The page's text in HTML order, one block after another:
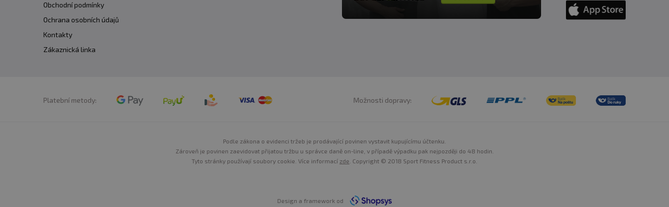
Obchodní podmínky
Ochrana osobních údajů
Kontakty
Zákaznická linka
Platební metody: Možnosti dopravy:
Podle zákona o evidenci tržeb je prodávající povinen vystavit kupujícímu účtenku.
Zároveň je povinen zaevidovat přijatou tržbu u správce daně on-line, v případě výpadku pak nejpozději do 48 hodin.
Tyto stránky používají soubory cookie. Více informací zde . Copyright © 2018 Sport Fitness Product s.r.o.
Design a framework od